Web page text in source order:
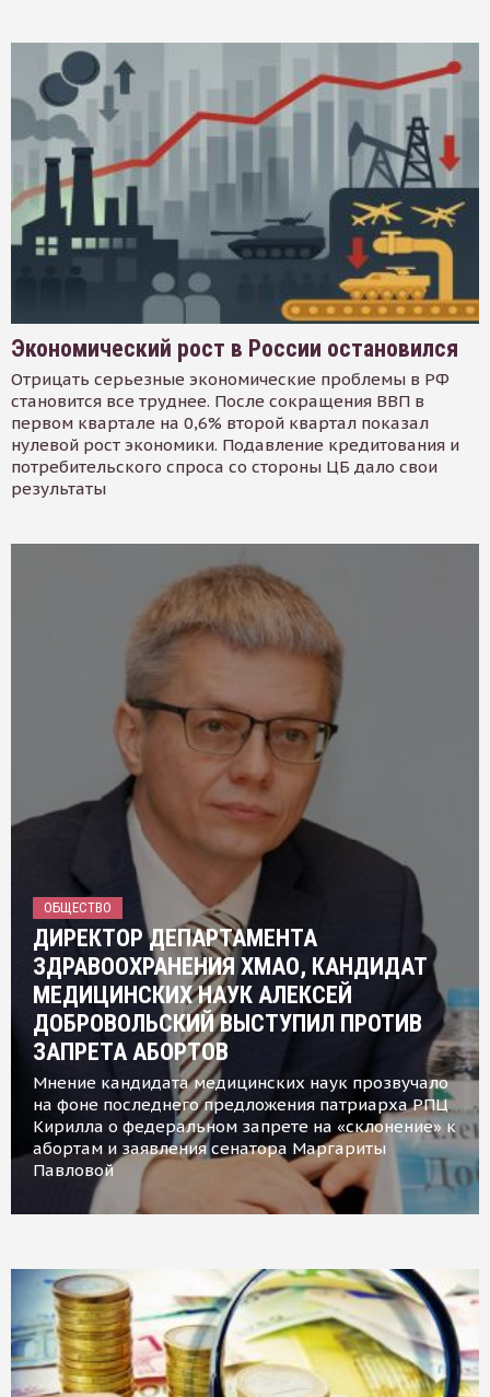
Экономический рост в России остановился
Отрицать серьезные экономические проблемы в РФ
становится все труднее. После сокращения ВВП в
первом квартале на 0,6% второй квартал показал
нулевой рост экономики. Подавление кредитования и
потребительского спроса со стороны ЦБ дало свои
результаты
ОБЩЕСТВО
ДИРЕКТОР ДЕПАРТАМЕНТА
ЗДРАВООХРАНЕНИЯ ХМАО, КАНДИДАТ
МЕДИЦИНСКИХ НАУК АЛЕКСЕЙ
ДОБРОВОЛЬСКИЙ ВЫСТУПИЛ ПРОТИВ
ЗАПРЕТА АБОРТОВ
Мнение кандидата медицинских наук прозвучало
на фоне последнего предложения патриарха РПЦ
Кирилла о федеральном запрете на «склонение» к
абортам и заявления сенатора Маргариты
Павловой